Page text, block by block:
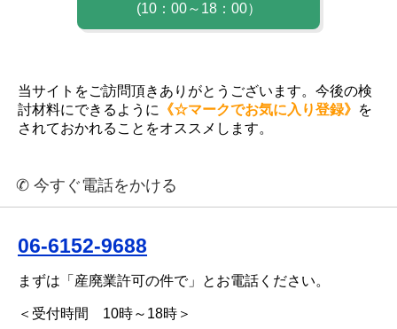
(10：00～18：00）
当サイトをご訪問頂きありがとうございます。今後の検
討材料にできるように
《☆マークでお気に入り登録》 を
されておかれることをオススメします。
✆ 今すぐ電話をかける
06-6152-9688
まずは「産廃業許可の件で」とお電話ください。
＜受付時間 10時～18時＞